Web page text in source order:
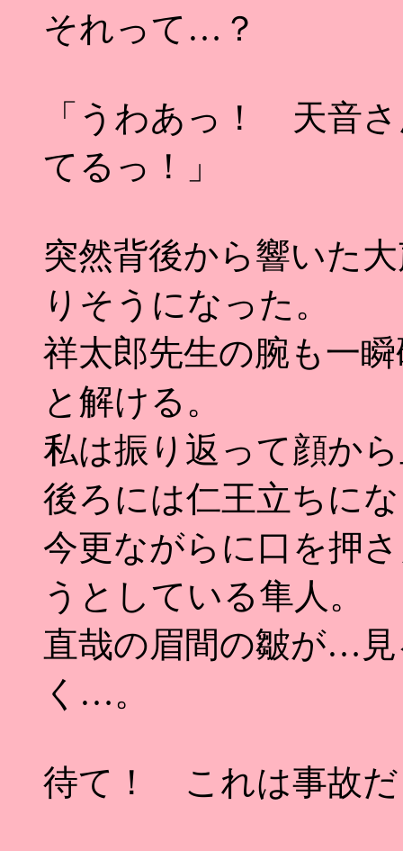
それって…？
「うわあっ！ 天音
てるっ！」
突然背後から響いた
りそうになった。
祥太郎先生の腕も一
と解ける。
私は振り返って顔か
後ろには仁王立ちに
今更ながらに口を押
うとしている隼人。
直哉の眉間の皺が…
く…。
待て！ これは事故だ